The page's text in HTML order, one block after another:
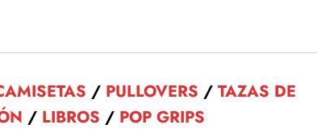
/ PULLOVERS /TAZAS DE
/ LIBROS / POP GRIPS